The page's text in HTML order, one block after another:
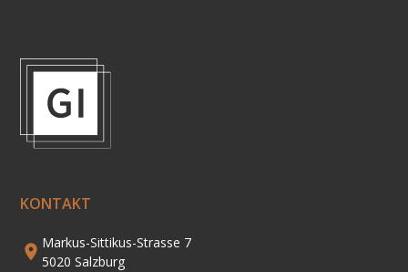
KONTAKT
Markus-Sittikus-Strasse 7
5020 Salzburg